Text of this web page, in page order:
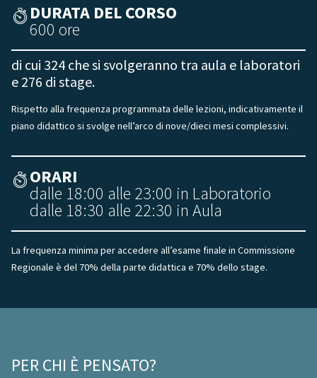
DURATA DEL CORSO
600 ore
di cui 324 che si svolgeranno tra aula e laboratori
e 276 di stage.
Rispetto alla frequenza programmata delle lezioni, indicativamente il
piano didattico si svolge nell’arco di nove/dieci mesi complessivi.
ORARI
dalle 18:00 alle 23:00 in Laboratorio
dalle 18:30 alle 22:30 in Aula
La frequenza minima per accedere all’esame finale in Commissione
Regionale è del 70% della parte didattica e 70% dello stage.
PER CHI È PENSATO?